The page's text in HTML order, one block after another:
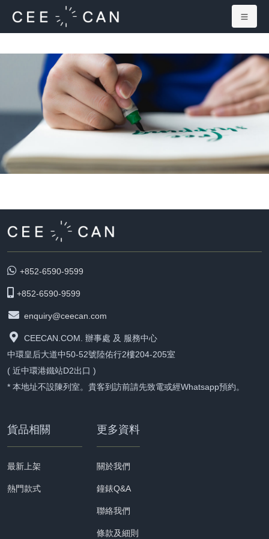
+852-6590-9599
+852-6590-9599
enquiry@ceecan.com
CEECAN.COM. 辦事處 及 服務中心
中環皇后大道中50-52號陸佑行2樓204-205室
( 近中環港鐵站D2出口 )
* 本地址不設陳列室。貴客到訪前請先致電或經Whatsapp預約。
貨品相關
最新上架
熱門款式
更多資料
關於我們
鐘錶Q&A
聯絡我們
條款及細則